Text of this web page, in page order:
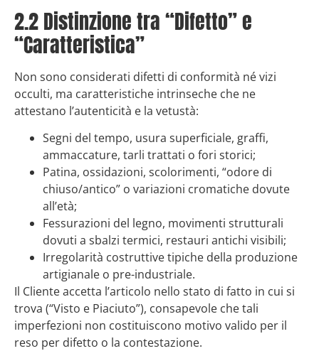
2.2 Distinzione tra “Difetto” e
“Caratteristica”
Non sono considerati difetti di conformità né vizi
occulti, ma caratteristiche intrinseche che ne
attestano l’autenticità e la vetustà:
Segni del tempo, usura superficiale, graffi,
ammaccature, tarli trattati o fori storici;
Patina, ossidazioni, scolorimenti, “odore di
chiuso/antico” o variazioni cromatiche dovute
all’età;
Fessurazioni del legno, movimenti strutturali
dovuti a sbalzi termici, restauri antichi visibili;
Irregolarità costruttive tipiche della produzione
artigianale o pre-industriale.
Il Cliente accetta l’articolo nello stato di fatto in cui si
trova (“Visto e Piaciuto”), consapevole che tali
imperfezioni non costituiscono motivo valido per il
reso per difetto o la contestazione.